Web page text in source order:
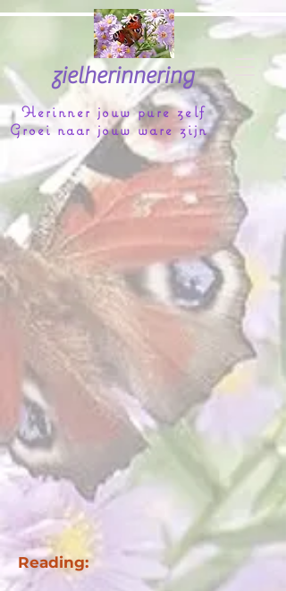
zielherinnering
Herinner jouw pure zelf
Groei naar jouw ware zijn
Reading: